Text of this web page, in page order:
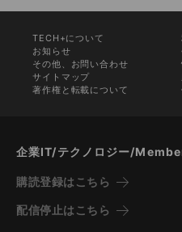
TECH+について
お知らせ
その他、お問い合わせ
サイトマップ
著作権と転載について
企業IT/テクノロジー/
購読登録はこちら
配信停止はこちら